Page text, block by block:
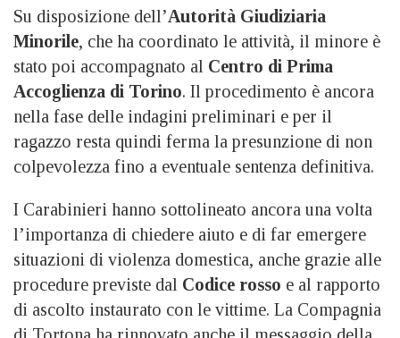
Su disposizione dell’Autorità Giudiziaria
Minorile, che ha coordinato le attività, il minore è
stato poi accompagnato al Centro di Prima
Accoglienza di Torino. Il procedimento è ancora
nella fase delle indagini preliminari e per il
ragazzo resta quindi ferma la presunzione di non
colpevolezza fino a eventuale sentenza definitiva.
I Carabinieri hanno sottolineato ancora una volta
l’importanza di chiedere aiuto e di far emergere
situazioni di violenza domestica, anche grazie alle
procedure previste dal Codice rosso e al rapporto
di ascolto instaurato con le vittime. La Compagnia